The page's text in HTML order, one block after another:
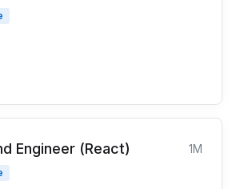
Engineer (React) 1M